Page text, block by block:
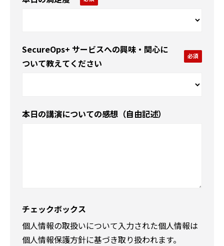
SecureOps+ サービスへの興味・関心に
ついて教えてください
本日の講演についての感想（自由記述）
チェックボックス
個人情報の取扱いについて入力された個人情報は
個人情報保護方針に基づき取り扱われます。